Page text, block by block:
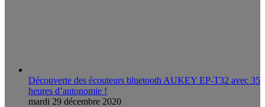
Découverte des écouteurs bluetooth AUKEY EP-T32 avec 35
heures d’autonomie !
mardi 29 décembre 2020